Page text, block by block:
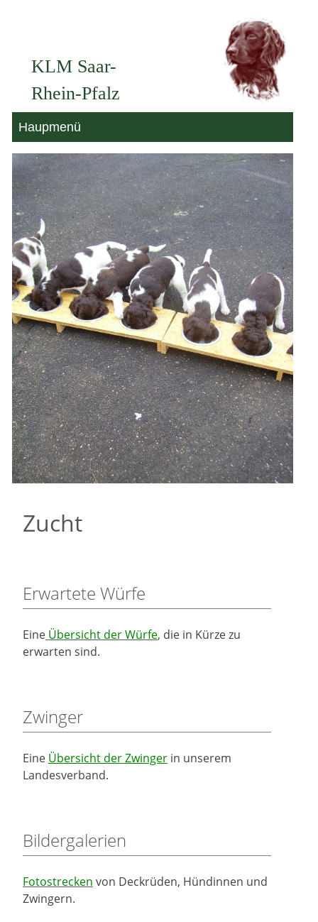
springen
KLM Saar-
Rhein-Pfalz
Haupmenü
Zucht
Erwartete Würfe
Eine Übersicht der Würfe, die in Kürze zu
erwarten sind.
Zwinger
Eine Übersicht der Zwinger in unserem
Landesverband.
Bildergalerien
Fotostrecken von Deckrüden, Hündinnen und
Zwingern.